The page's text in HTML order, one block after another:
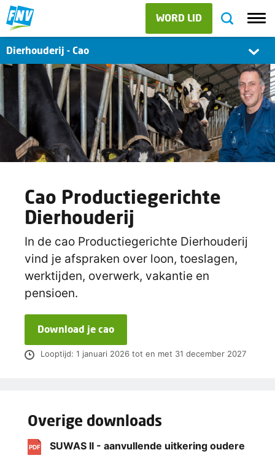
WORD LID
Dierhouderij - Cao
Cao Productiegerichte
Dierhouderij
In de cao Productiegerichte Dierhouderij
vind je afspraken over loon, toeslagen,
werktijden, overwerk, vakantie en
pensioen.
Download je cao
Looptijd: 1 januari 2026 tot en met 31 december 2027
Overige downloads
PDF
SUWAS II - aanvullende uitkering oudere